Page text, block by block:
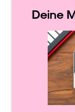
Deine